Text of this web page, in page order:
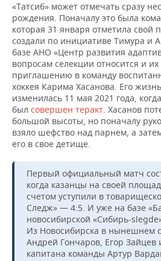
«Татсиб» может отмечать сразу
рождения. Поначалу это была
которая 31 января отметила свой
создали по инициативе Тимура и
базе АНО «Центр развития
вопросам селекции относится и
приглашению в команду
хоккея Карима Хасанова. Его
изменилась 11 мая 2021 года,
был совершен теракт. Хасанов
большой высоты, но поначалу
взяло шефство над парнем, а
его в свое детище.
Первый официальный матч
когда казанцы на своей
счетом уступили в
Следж» — 4:5. И уже на базе
новосибирской «Сибирь-
Из Новосибирска в нынешнем
Андрей Гончаров, Егор Зайцев
капитана команды Артур